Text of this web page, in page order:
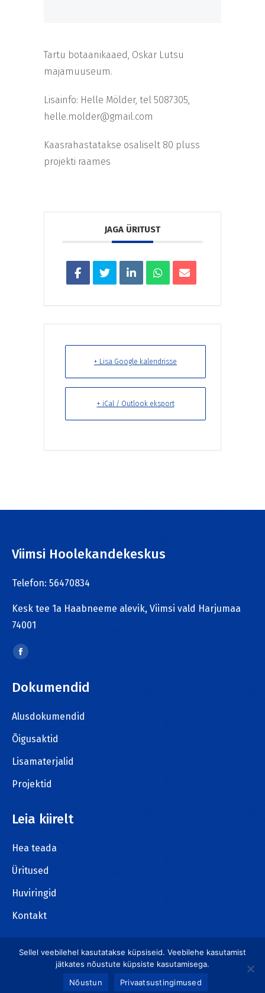
Tartu botaanikaaed, Oskar Lutsu
majamuuseum.
Lisainfo: Helle Mölder, tel 5087305,
helle.molder@gmail.com
Kaasrahastatakse osaliselt 80 pluss
projekti raames
JAGA ÜRITUST
+ Lisa Google kalendrisse
+ iCal / Outlook eksport
Viimsi Hoolekandekeskus
Telefon: 56470834
Kesk tee 1a Haabneeme alevik, Viimsi vald Harjumaa
74001
Find us on:
Facebook
opens
new
window
Dokumendid
Alusdokumendid
Õigusaktid
Lisamaterjalid
Projektid
Leia kiirelt
Hea teada
Üritused
Huviringid
Kontakt
Kõik õigused kaitstud. Viimsi Hoolekandekeskus ©
Meedia Disain
Sellel veebilehel kasutatakse küpsiseid. Veebilehe kasutamist
jätkates nõustute küpsiste kasutamisega.
Nõustun
Privaatsustingimused